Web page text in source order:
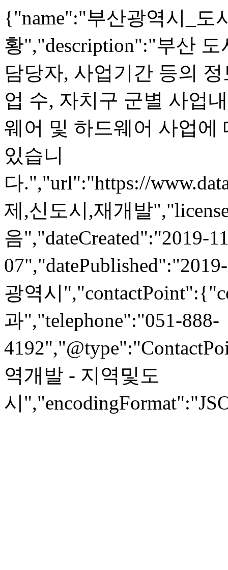
{"name":"부산광역시_도
황","description":"부산
담당자, 사업기간 등의
업 수, 자치구 군별 사업
웨어 및 하드웨어 사업에
있습니
다.","url":"https://
제,신도시,재개발
음","dateCreated":"2019-
광역시
과","telephone":"051-888-
역개발 - 지역및도
시